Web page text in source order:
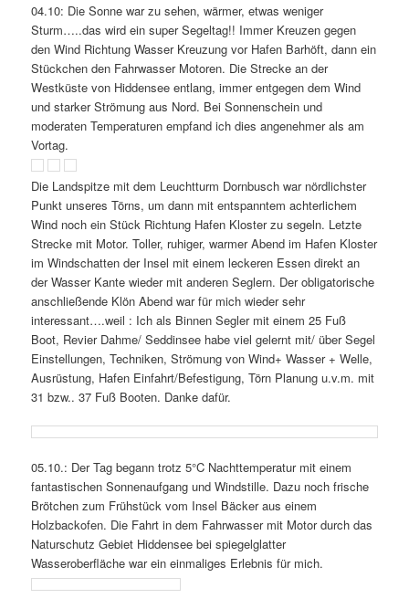
04.10: Die Sonne war zu sehen, wärmer, etwas weniger
Sturm…..das wird ein super Segeltag!! Immer Kreuzen gegen
den Wind Richtung Wasser Kreuzung vor Hafen Barhöft, dann ein
Stückchen den Fahrwasser Motoren. Die Strecke an der
Westküste von Hiddensee entlang, immer entgegen dem Wind
und starker Strömung aus Nord. Bei Sonnenschein und
moderaten Temperaturen empfand ich dies angenehmer als am
Vortag.
Die Landspitze mit dem Leuchtturm Dornbusch war nördlichster
Punkt unseres Törns, um dann mit entspanntem achterlichem
Wind noch ein Stück Richtung Hafen Kloster zu segeln. Letzte
Strecke mit Motor. Toller, ruhiger, warmer Abend im Hafen Kloster
im Windschatten der Insel mit einem leckeren Essen direkt an
der Wasser Kante wieder mit anderen Seglern. Der obligatorische
anschließende Klön Abend war für mich wieder sehr
interessant….weil : Ich als Binnen Segler mit einem 25 Fuß
Boot, Revier Dahme/ Seddinsee habe viel gelernt mit/ über Segel
Einstellungen, Techniken, Strömung von Wind+ Wasser + Welle,
Ausrüstung, Hafen Einfahrt/Befestigung, Törn Planung u.v.m. mit
31 bzw.. 37 Fuß Booten. Danke dafür.
05.10.: Der Tag begann trotz 5°C Nachttemperatur mit einem
fantastischen Sonnenaufgang und Windstille. Dazu noch frische
Brötchen zum Frühstück vom Insel Bäcker aus einem
Holzbackofen. Die Fahrt in dem Fahrwasser mit Motor durch das
Naturschutz Gebiet Hiddensee bei spiegelglatter
Wasseroberfläche war ein einmaliges Erlebnis für mich.